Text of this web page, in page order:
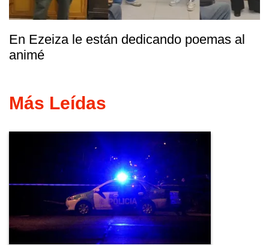
En Ezeiza le están dedicando poemas al
animé
Más Leídas